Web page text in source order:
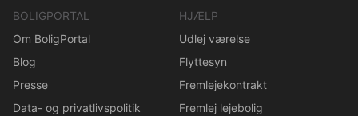
BOLIGPORTAL
Om BoligPortal
Blog
Presse
Data- og privatlivspolitik
HJÆLP
Udlej værelse
Flyttesyn
Fremlejekontrakt
Fremlej lejebolig